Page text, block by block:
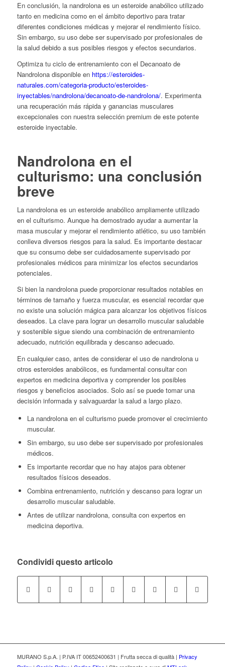
En conclusión, la nandrolona es un esteroide anabólico utilizado
tanto en medicina como en el ámbito deportivo para tratar
diferentes condiciones médicas y mejorar el rendimiento físico.
Sin embargo, su uso debe ser supervisado por profesionales de
la salud debido a sus posibles riesgos y efectos secundarios.
Optimiza tu ciclo de entrenamiento con el Decanoato de
Nandrolona disponible en https://esteroides-
naturales.com/categoria-producto/esteroides-
inyectables/nandrolona/decanoato-de-nandrolona/. Experimenta
una recuperación más rápida y ganancias musculares
excepcionales con nuestra selección premium de este potente
esteroide inyectable.
Nandrolona en el
culturismo: una conclusión
breve
La nandrolona es un esteroide anabólico ampliamente utilizado
en el culturismo. Aunque ha demostrado ayudar a aumentar la
masa muscular y mejorar el rendimiento atlético, su uso también
conlleva diversos riesgos para la salud. Es importante destacar
que su consumo debe ser cuidadosamente supervisado por
profesionales médicos para minimizar los efectos secundarios
potenciales.
Si bien la nandrolona puede proporcionar resultados notables en
términos de tamaño y fuerza muscular, es esencial recordar que
no existe una solución mágica para alcanzar los objetivos físicos
deseados. La clave para lograr un desarrollo muscular saludable
y sostenible sigue siendo una combinación de entrenamiento
adecuado, nutrición equilibrada y descanso adecuado.
En cualquier caso, antes de considerar el uso de nandrolona u
otros esteroides anabólicos, es fundamental consultar con
expertos en medicina deportiva y comprender los posibles
riesgos y beneficios asociados. Solo así se puede tomar una
decisión informada y salvaguardar la salud a largo plazo.
La nandrolona en el culturismo puede promover el crecimiento
muscular.
Sin embargo, su uso debe ser supervisado por profesionales
médicos.
Es importante recordar que no hay atajos para obtener
resultados físicos deseados.
Combina entrenamiento, nutrición y descanso para lograr un
desarrollo muscular saludable.
Antes de utilizar nandrolona, consulta con expertos en
medicina deportiva.
Condividi questo articolo
MURANO S.p.A. | P.IVA IT 00652400631 | Frutta secca di qualità | Privacy